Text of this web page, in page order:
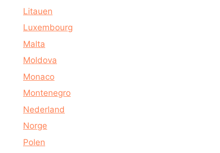
Litauen
Luxembourg
Malta
Moldova
Monaco
Montenegro
Nederland
Norge
Polen